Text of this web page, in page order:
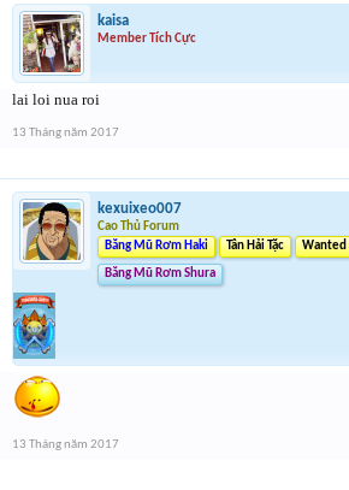
kaisa
Member Tích Cực
lai loi nua roi
13 Tháng năm 2017
kexuixeo007
Cao Thủ Forum
Băng Mũ Rơm Haki
Tân Hải Tặc Wanted
Băng Mũ Rơm Shura
13 Tháng năm 2017